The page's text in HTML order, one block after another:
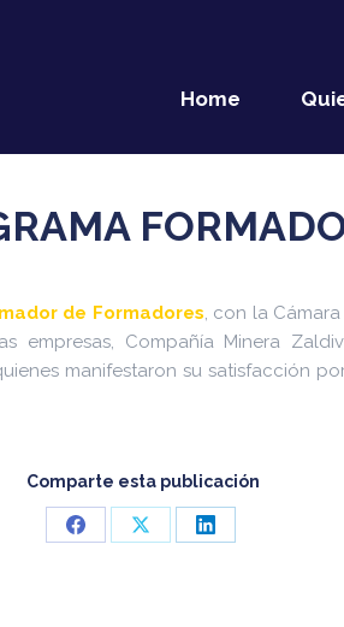
Home
de Formadores, con la
empresas, Compañía Minera
manifestaron su satisfacción
Comparte esta publicación
Share
Share
Share